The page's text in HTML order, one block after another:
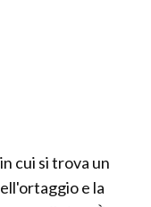
cui si trova un
e la